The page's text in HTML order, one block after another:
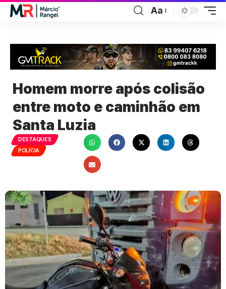
Aa
Homem morre após colisão
entre moto e caminhão em
Santa Luzia
DESTAQUES
POLÍCIA